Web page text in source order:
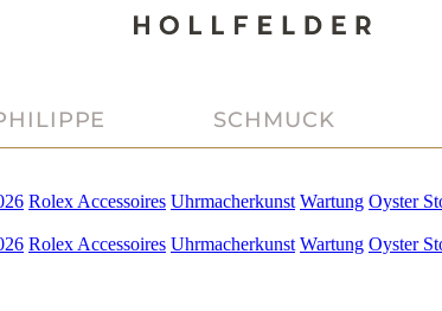
SCHMUCK
Rolex Accessoires Uhrmacherkunst Wartung Oyster
Rolex Accessoires Uhrmacherkunst Wartung Oyster